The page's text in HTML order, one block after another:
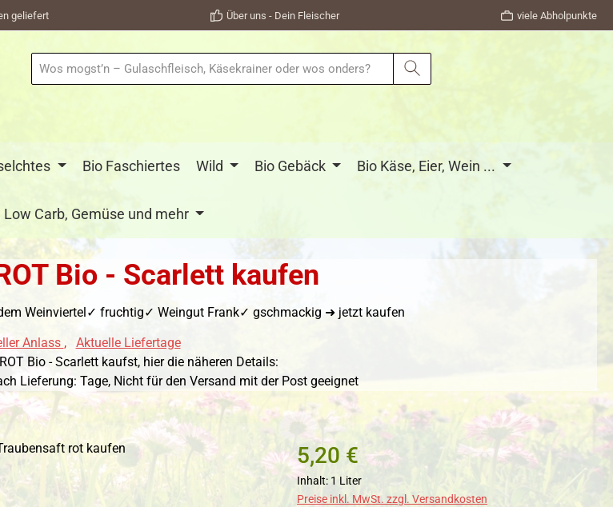
geliefert Über uns - Dein Fleischer viele Abholpunkte
Bio Faschiertes Wild Bio Gebäck Bio Käse, Eier, Wein ...
Low Carb, Gemüse und mehr
Bio - Scarlett kaufen
Weinviertel✓ fruchtig✓ Weingut Frank✓ gschmackig ➜ jetzt kaufen
Anlass ,
Aktuelle Liefertage
Bio - Scarlett kaufst, hier die näheren Details:
Lieferung: Tage, Nicht für den Versand mit der Post geeignet
5,20 €
Inhalt: 1 Liter
Preise inkl. MwSt. zzgl. Versandkosten